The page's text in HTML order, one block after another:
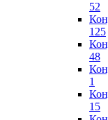
52
125
48
1
15